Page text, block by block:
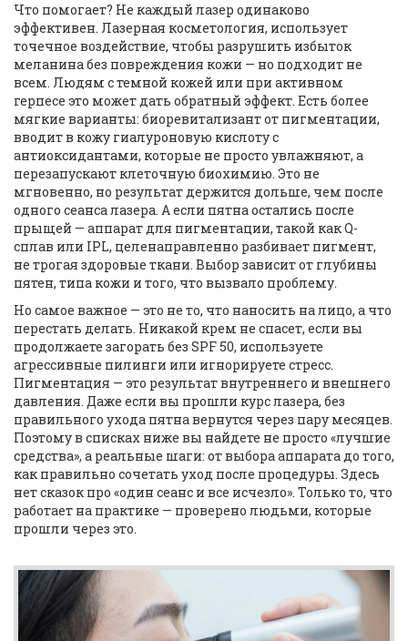
Что помогает? Не каждый лазер одинаково
эффективен. Лазерная косметология, использует
точечное воздействие, чтобы разрушить избыток
меланина без повреждения кожи — но подходит не
всем. Людям с темной кожей или при активном
герпесе это может дать обратный эффект. Есть более
мягкие варианты: биоревитализант от пигментации,
вводит в кожу гиалуроновую кислоту с
антиоксидантами, которые не просто увлажняют, а
перезапускают клеточную биохимию. Это не
мгновенно, но результат держится дольше, чем после
одного сеанса лазера. А если пятна остались после
прыщей — аппарат для пигментации, такой как Q-
сплав или IPL, целенаправленно разбивает пигмент,
не трогая здоровые ткани. Выбор зависит от глубины
пятен, типа кожи и того, что вызвало проблему.
Но самое важное — это не то, что наносить на лицо, а что
перестать делать. Никакой крем не спасет, если вы
продолжаете загорать без SPF 50, используете
агрессивные пилинги или игнорируете стресс.
Пигментация — это результат внутреннего и внешнего
давления. Даже если вы прошли курс лазера, без
правильного ухода пятна вернутся через пару месяцев.
Поэтому в списках ниже вы найдете не просто «лучшие
средства», а реальные шаги: от выбора аппарата до того,
как правильно сочетать уход после процедуры. Здесь
нет сказок про «один сеанс и все исчезло». Только то, что
работает на практике — проверено людьми, которые
прошли через это.